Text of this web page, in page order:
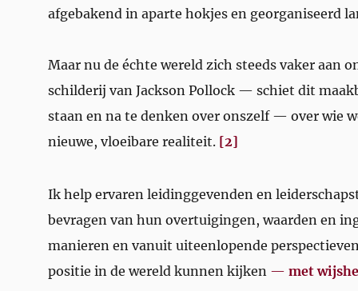
afgebakend in aparte hokjes en georganiseerd
Maar nu de échte wereld zich steeds vaker aan
schilderij van Jackson Pollock — schiet dit
staan en na te denken over onszelf — over wie
nieuwe, vloeibare realiteit. [2]
Ik help ervaren leidinggevenden en
bevragen van hun overtuigingen, waarden en
manieren en vanuit uiteenlopende
positie in de wereld kunnen kijken — met